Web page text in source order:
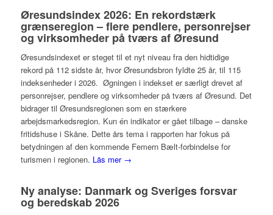
Øresundsindex 2026: En rekordstærk
grænseregion – flere pendlere, personrejser
og virksomheder på tværs af Øresund
Øresundsindexet er steget til et nyt niveau fra den hidtidige
rekord på 112 sidste år, hvor Øresundsbron fyldte 25 år, til 115
indeksenheder i 2026. Øgningen i indekset er særligt drevet af
personrejser, pendlere og virksomheder på tværs af Øresund. Det
bidrager til Øresundsregionen som en stærkere
arbejdsmarkedsregion. Kun én indikator er gået tilbage – danske
fritidshuse i Skåne. Dette års tema i rapporten har fokus på
betydningen af den kommende Femern Bælt-forbindelse for
turismen i regionen. Läs mer →
Ny analyse: Danmark og Sveriges forsvar
og beredskab 2026